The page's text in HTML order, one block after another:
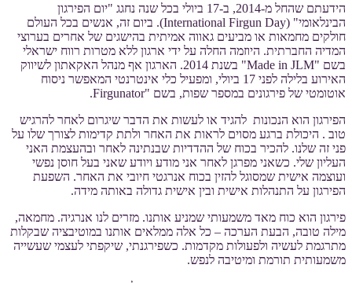
הידעתם שהחל מ-2014, ב-17 ביולי בכל שנה נחגג "יום הפירגון
הבינלאומי" (International Firgun Day). ביום זה, אנשים בכל העולם
חולקים מחמאות או מביעים גאווה אמיתית בהישגים של אחרים בערוצי
המדיה החברתית. היוזמה החלה על ידי ארגון ללא מטרות רווח ישראלי
בשם "Made in JLM" בשנת 2014. הארגון אף מנהל האקאתון לשיווק
האירוע בלילה לפני 17 ביולי, ומפעיל כלי אינטרנטי המאפשר ניסוח
אוטומטי של פירגונים במספר שפות, בשם "Firgunator.
הפירגון הוא הנכונות להגיד או לעשות את הדבר שיגרום לאחר להרגיש
טוב . היכולת ברגע מסוים לראות את האחר ולתת קדימות לצורך שלו על
פני זה שלנו. להכיר בכוח של ההדדיות שבנתינה לאחר ובהעצמת האני
העליון שלי. כשאני מפרגן לאחר אני מודע ויודע שאני בעל חוסן נפשי
ועוצמה אישית שמסוגל להזין בכוח אנרגטי חיובי את האחר. השפעת
הפירגון על התנהלות אישית ובין אישית גדולה באותה מידה.
פירגון הוא כוח מאד משמעותי שמניע אותנו. מזרים לנו אנרגיה. מחמאה,
מילה טובה, הבעת הערכה – כל אלה ממלאים אותנו במוטיבציה שבקלות
מתרגמת לעשיה ולפעולות מקדמות. כשפירגנתי, שיקפתי לעצמי שעשייה
משמעותית תורמת ומיטיבה לנפש.